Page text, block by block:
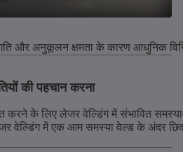
और अनुकूलन क्षमता के कारण आधुनिक
की पहचान करना
करने के लिए लेजर वेल्डिंग में संभावित
वेल्डिंग में एक आम समस्या वेल्ड के अंदर